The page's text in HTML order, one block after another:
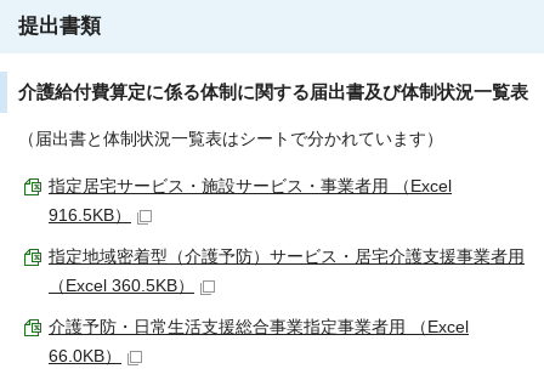
提出書類
介護給付費算定に係る体制に関する届出書及び体制状況一覧表
（届出書と体制状況一覧表はシートで分かれています）
指定居宅サービス・施設サービス・事業者用 （Excel
916.5KB）
指定地域密着型（介護予防）サービス・居宅介護支援事業者用
（Excel 360.5KB）
介護予防・日常生活支援総合事業指定事業者用 （Excel
66.0KB）